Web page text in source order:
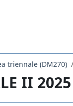
triennale (DM270)
II 2025